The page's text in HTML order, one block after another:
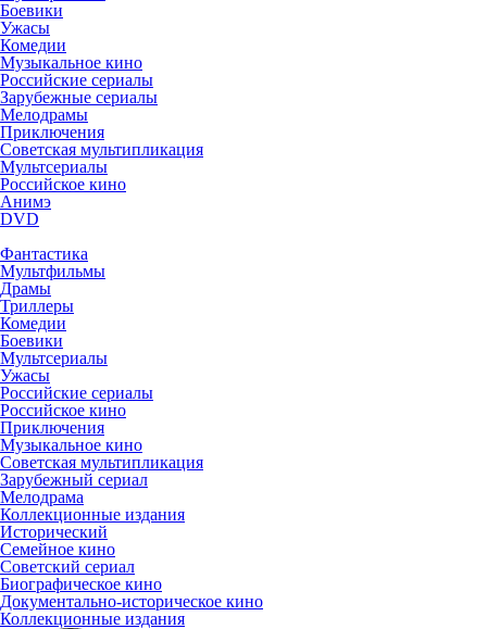
Боевики
Ужасы
Комедии
Музыкальное кино
Российские сериалы
Зарубежные сериалы
Мелодрамы
Приключения
Советская мультипликация
Мультсериалы
Российское кино
Анимэ
DVD
Фантастика
Мультфильмы
Драмы
Триллеры
Комедии
Боевики
Мультсериалы
Ужасы
Российские сериалы
Российское кино
Приключения
Музыкальное кино
Советская мультипликация
Зарубежный сериал
Мелодрама
Коллекционные издания
Исторический
Семейное кино
Советский сериал
Биографическое кино
Документально-историческое кино
Коллекционные издания